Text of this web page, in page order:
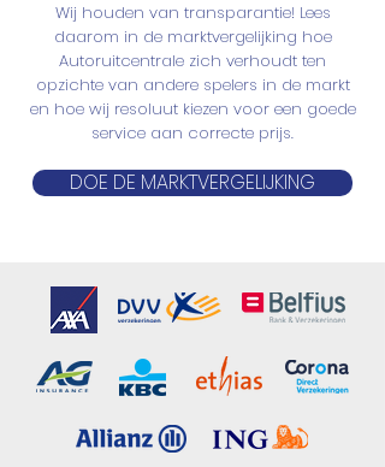
Wij houden van transparantie! Lees
daarom in de marktvergelijking hoe
Autoruitcentrale zich verhoudt ten
opzichte van andere spelers in de markt
en hoe wij resoluut kiezen voor een goede
service aan correcte prijs.
DOE DE MARKTVERGELIJKING